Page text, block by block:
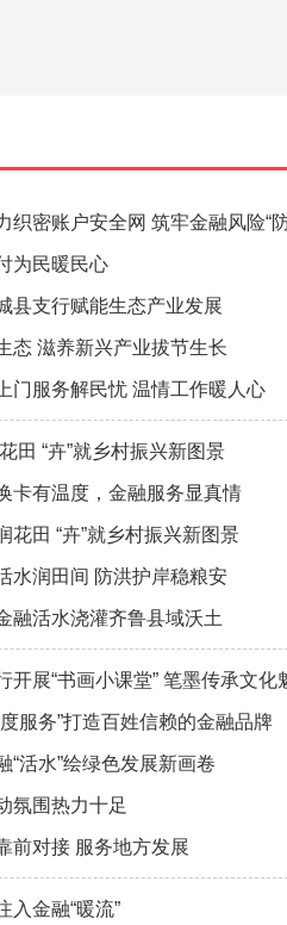
织密账户安全网 筑牢金融风险“
为民暖民心
县支行赋能生态产业发展
态 滋养新兴产业拔节生长
门服务解民忧 温情工作暖人心
田 “卉”就乡村振兴新图景
卡有温度，金融服务显真情
花田 “卉”就乡村振兴新图景
水润田间 防洪护岸稳粮安
融活水浇灌齐鲁县域沃土
开展“书画小课堂” 笔墨传承文化
服务”打造百姓信赖的金融品牌
“活水”绘绿色发展新画卷
氛围热力十足
前对接 服务地方发展
入金融“暖流”